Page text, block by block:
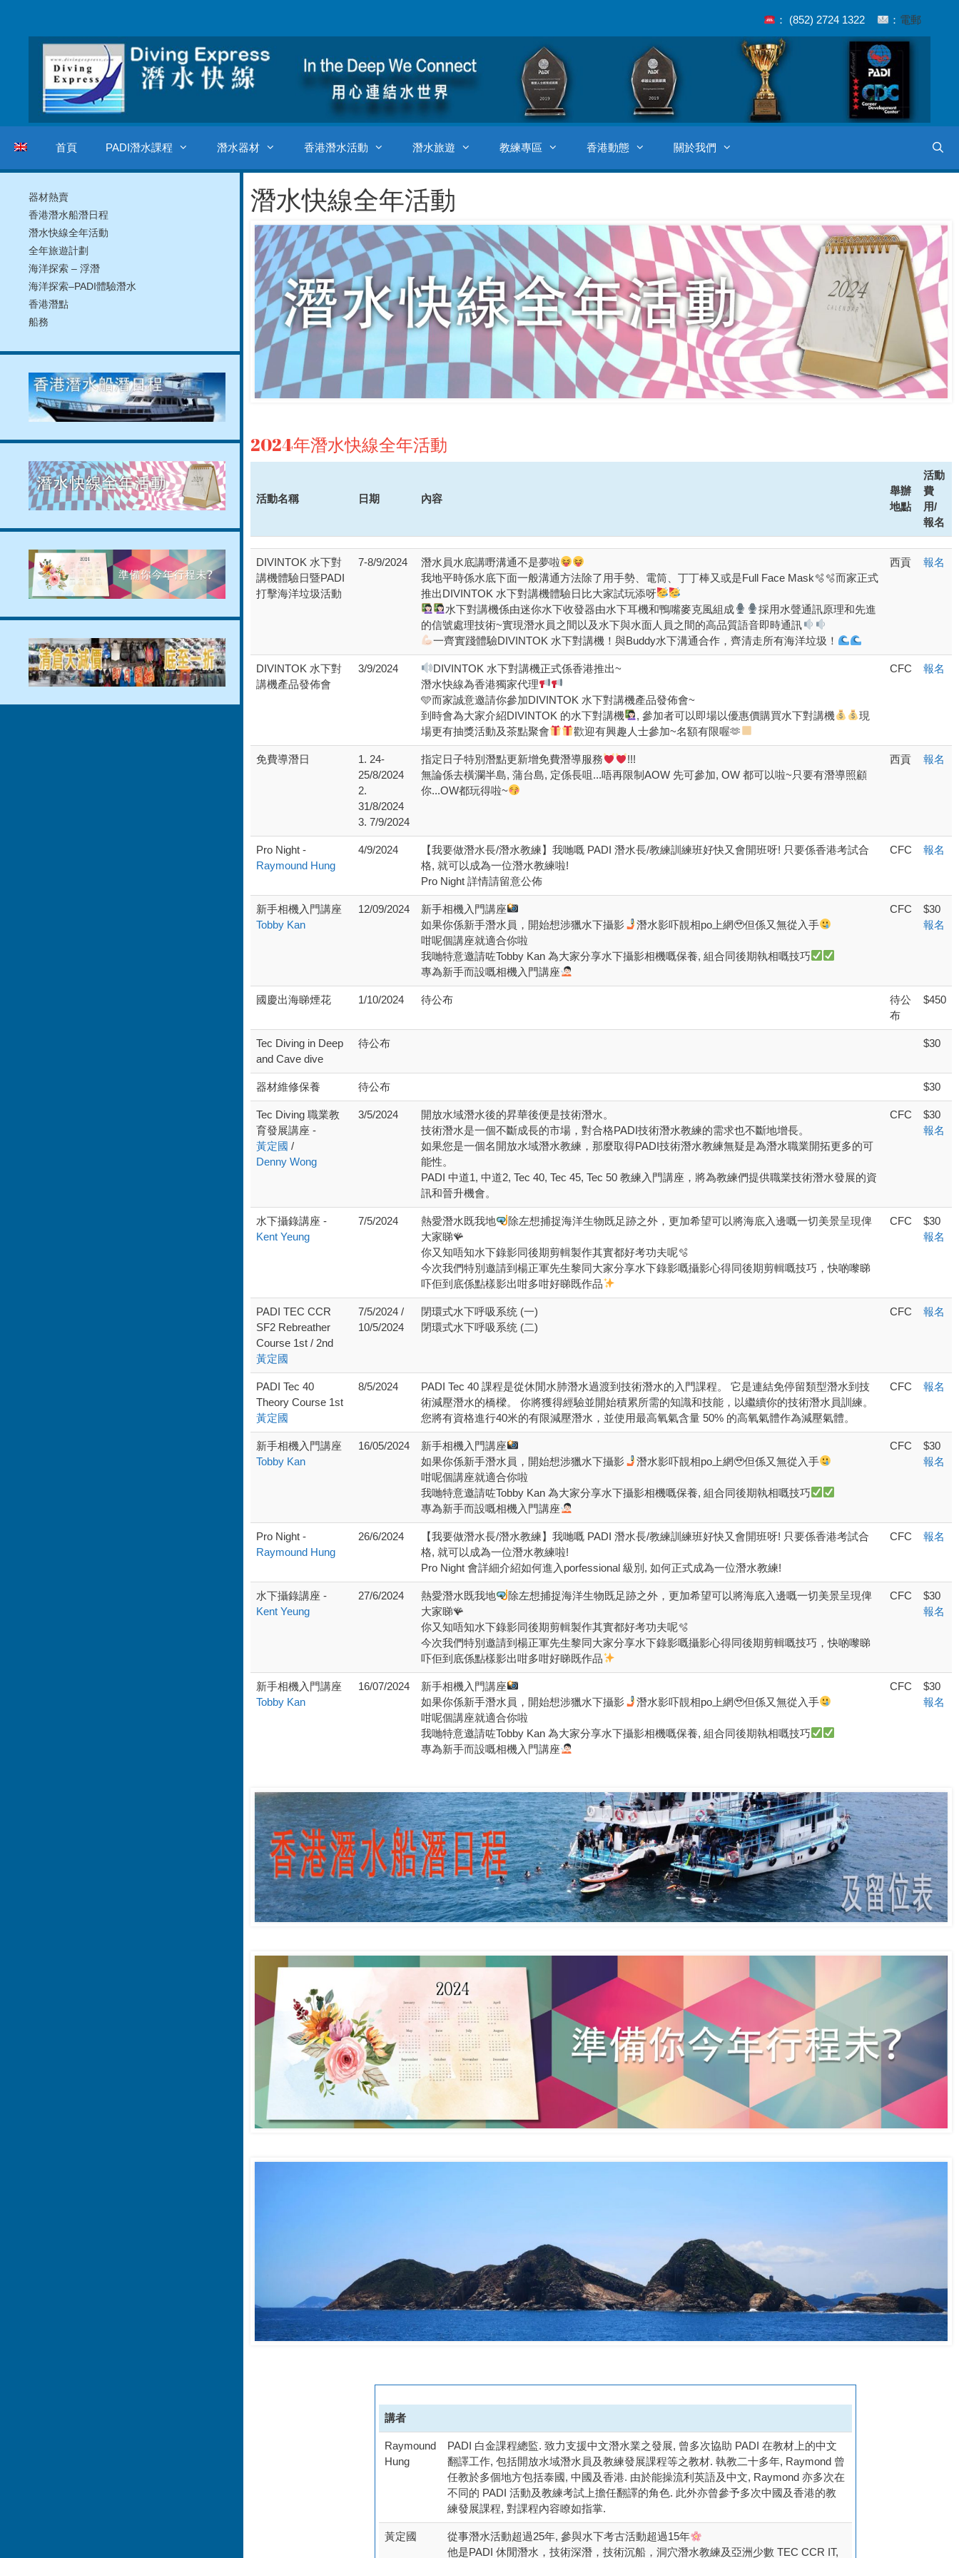
： (852) 2724 1322 ： 電郵
首頁 PADI潛水課程 潛水器材 香港潛水活動 潛水旅遊 教練專區 香港動態 關於我們
潛水快線全年活動
2024年潛水快線全年活動
活動名稱 日期 內容
舉辦
地點
活動
費
用/
報名
DIVINTOK 水下對
講機體驗日暨PADI
打擊海洋垃圾活動
7-8/9/2024
潛水員水底講嘢溝通不是夢啦
我地平時係水底下面一般溝通方法除了用手勢、電筒、丁丁棒又或是Full Face Mask🫧🫧而家正式
推出DIVINTOK ⽔下對講機體驗日比大家試玩添呀
水下對講機係由迷你水下收發器由水下耳機和鴨嘴麥克風組成
採用水聲通訊原理和先進
的信號處理技術~實現潛水員之間以及水下與水面人員之間的高品質語音即時通訊
一齊實踐體驗DIVINTOK 水下對講機！與Buddy水下溝通合作，齊清走所有海洋垃圾！
西貢 報名
DIVINTOK 水下對
講機產品發佈會
3/9/2024
DIVINTOK 水下對講機正式係香港推出~
潛水快線為香港獨家代理
🩵而家誠意邀請你參加DIVINTOK 水下對講機產品發佈會~
到時會為大家介紹DIVINTOK 的水下對講機
, 參加者可以即場以優惠價購買水下對講機
現
場更有抽獎活動及茶點聚會
歡迎有興趣人士參加~名額有限喔🫶
CFC 報名
免費導潛日
1. 24-
25/8/2024
2.
31/8/2024
3. 7/9/2024
指定日子特別潛點更新增免費潛導服務
!!!
無論係去橫瀾半島, 蒲台島, 定係長咀...唔再限制AOW 先可參加, OW 都可以啦~只要有潛導照顧
你...OW都玩得啦~
西貢 報名
Pro Night -
Raymound Hung
4/9/2024
【我要做潛水長/潛水教練】我哋嘅 PADI 潛水長/教練訓練班好快又會開班呀! 只要係香港考試合
格, 就可以成為一位潛水教練啦!
Pro Night 詳情請留意公佈
CFC 報名
新手相機入門講座
Tobby Kan
12/09/2024
新手相機入門講座
如果你係新手潛水員，開始想涉獵水下攝影
潛水影吓靚相po上網🥹但係又無從入手
咁呢個講座就適合你啦
我哋特意邀請咗Tobby Kan 為大家分享水下攝影相機嘅保養, 組合同後期執相嘅技巧
專為新手而設嘅相機入門講座
CFC
$30
報名
國慶出海睇煙花 1/10/2024 待公布
待公
布
$450
Tec Diving in Deep
and Cave dive
待公布 $30
器材維修保養 待公布 $30
Tec Diving 職業教
育發展講座 -
黃定國 /
Denny Wong
3/5/2024
開放水域潛水後的昇華後便是技術潛水。
技術潛水是一個不斷成長的市場，對合格PADI技術潛水教練的需求也不斷地增長。
如果您是一個名開放水域潛水教練，那麼取得PADI技術潛水教練無疑是為潛水職業開拓更多的可
能性。
PADI 中道1, 中道2, Tec 40, Tec 45, Tec 50 教練入門講座，將為教練們提供職業技術潛水發展的資
訊和晉升機會。
CFC
$30
報名
水下攝錄講座 -
Kent Yeung
7/5/2024 熱愛潛水既我地
除左想捕捉海洋生物既足跡之外，更加希望可以將海底入邊嘅一切美景呈現俾
大家睇🪸
你又知唔知水下錄影同後期剪輯製作其實都好考功夫呢🫧
今次我們特別邀請到楊正軍先生黎同大家分享水下錄影嘅攝影心得同後期剪輯嘅技巧，快啲嚟睇
吓佢到底係點樣影出咁多咁好睇既作品
CFC
$30
報名
PADI TEC CCR
SF2 Rebreather
Course 1st / 2nd
黃定國
7/5/2024 /
10/5/2024
閉環式水下呼吸系统 (一)
閉環式水下呼吸系统 (二)
CFC 報名
PADI Tec 40
Theory Course 1st
黃定國
8/5/2024
PADI Tec 40 課程是從休閒水肺潛水過渡到技術潛水的入門課程。 它是連結免停留類型潛水到技
術減壓潛水的橋樑。 你將獲得經驗並開始積累所需的知識和技能，以繼續你的技術潛水員訓練。
您將有資格進行40米的有限減壓潛水，並使用最高氧氣含量 50% 的高氧氣體作為減壓氣體。
CFC 報名
新手相機入門講座
Tobby Kan
16/05/2024
新手相機入門講座
如果你係新手潛水員，開始想涉獵水下攝影
潛水影吓靚相po上網🥹但係又無從入手
咁呢個講座就適合你啦
我哋特意邀請咗Tobby Kan 為大家分享水下攝影相機嘅保養, 組合同後期執相嘅技巧
專為新手而設嘅相機入門講座
CFC
$30
報名
Pro Night -
Raymound Hung
26/6/2024
【我要做潛水長/潛水教練】我哋嘅 PADI 潛水長/教練訓練班好快又會開班呀! 只要係香港考試合
格, 就可以成為一位潛水教練啦!
Pro Night 會詳細介紹如何進入porfessional 級別, 如何正式成為一位潛水教練!
CFC 報名
水下攝錄講座 -
Kent Yeung
27/6/2024 熱愛潛水既我地
除左想捕捉海洋生物既足跡之外，更加希望可以將海底入邊嘅一切美景呈現俾
大家睇🪸
你又知唔知水下錄影同後期剪輯製作其實都好考功夫呢🫧
今次我們特別邀請到楊正軍先生黎同大家分享水下錄影嘅攝影心得同後期剪輯嘅技巧，快啲嚟睇
吓佢到底係點樣影出咁多咁好睇既作品
CFC
$30
報名
新手相機入門講座
Tobby Kan
16/07/2024
新手相機入門講座
如果你係新手潛水員，開始想涉獵水下攝影
潛水影吓靚相po上網🥹但係又無從入手
咁呢個講座就適合你啦
我哋特意邀請咗Tobby Kan 為大家分享水下攝影相機嘅保養, 組合同後期執相嘅技巧
專為新手而設嘅相機入門講座
CFC
$30
報名
講者
Raymound
Hung
PADI 白金課程總監. 致力支援中文潛水業之發展, 曾多次協助 PADI 在教材上的中文
翻譯工作, 包括開放水域潛水員及教練發展課程等之教材. 執教二十多年, Raymond 曾
任教於多個地方包括泰國, 中國及香港. 由於能操流利英語及中文, Raymond 亦多次在
不同的 PADI 活動及教練考試上擔任翻譯的角色. 此外亦曾參予多次中國及香港的教
練發展課程, 對課程內容瞭如指掌.
黃定國
從事潛水活動超過25年, 參與水下考古活動超過15年
他是PADI 休閒潛水，技術深潛，技術沉船，洞穴潛水教練及亞洲少數 TEC CCR IT,
器材熱賣
香港潛水船潛日程
潛水快線全年活動
全年旅遊計劃
海洋探索 – 浮潛
海洋探索–PADI體驗潛水
香港潛點
船務